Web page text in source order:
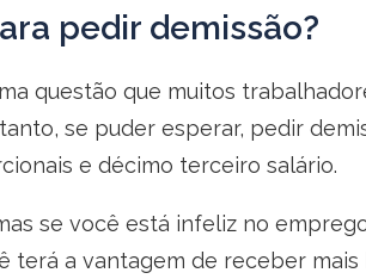
pedir demissão?
questão que muitos
se puder esperar, pedir
e décimo terceiro salário.
se você está infeliz no
a vantagem de receber